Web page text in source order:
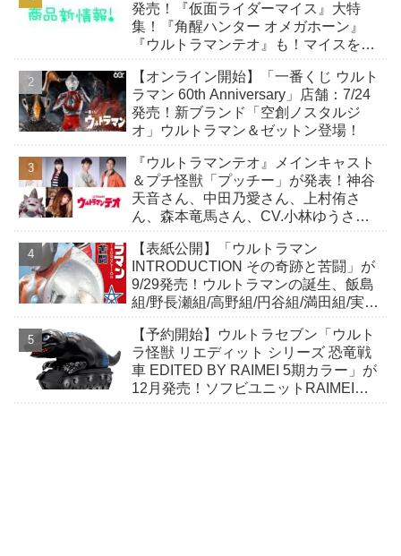
発売！『仮面ライダーマイス』大特
集！『角醒ハンター オメガホーン』
『ウルトラマンテオ』も！マイスをよ
【オンライン開始】「一番くじ ウルト
ラマン 60th Anniversary」店舗：7/24
発売！新ブランド「空創ノスタルジ
オ」ウルトラマン＆ゼットン登場！
『ウルトラマンテオ』メインキャスト
＆プチ怪獣「プッチー」が発表！神谷
天音さん、中田乃愛さん、上村侑さ
ん、森本竜馬さん、CV.小林ゆうさ
【表紙公開】「ウルトラマン
INTRODUCTION その奇跡と苦闘」が
9/29発売！ウルトラマンの誕生、飯島
組/野長瀬組/高野組/円谷組/満田組/実相
【予約開始】ウルトラセブン「ウルト
ラ怪獣 リエディット シリーズ 恐竜戦
車 EDITED BY RAIMEI 5期カラー」が
12月発売！ソフビユニットRAIMEIに